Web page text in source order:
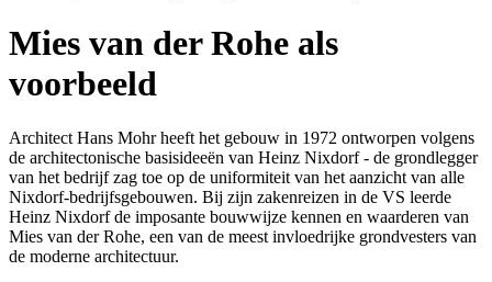
Mies van der Rohe als
voorbeeld
Architect Hans Mohr heeft het gebouw in 1972 ontworpen volgens
de architectonische basisideeën van Heinz Nixdorf - de grondlegger
van het bedrijf zag toe op de uniformiteit van het aanzicht van alle
Nixdorf-bedrijfsgebouwen. Bij zijn zakenreizen in de VS leerde
Heinz Nixdorf de imposante bouwwijze kennen en waarderen van
Mies van der Rohe, een van de meest invloedrijke grondvesters van
de moderne architectuur.